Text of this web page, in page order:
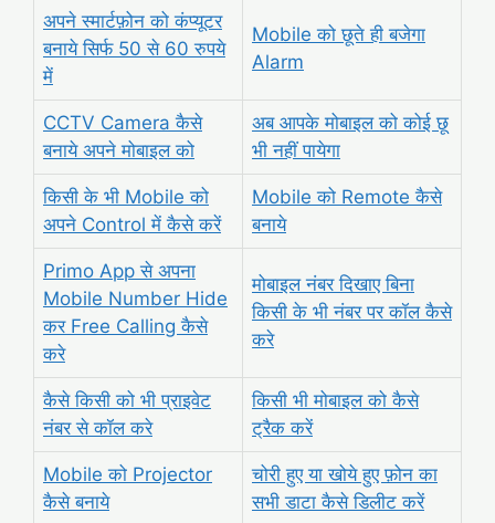
अपने स्मार्टफ़ोन को कंप्यूटर
बनाये सिर्फ 50 से 60 रुपये
में
Mobile को छूते ही बजेगा
Alarm
CCTV Camera कैसे
बनाये अपने मोबाइल को
अब आपकेमोबाइल को कोई छू
भी नहीं पायेगा
किसी के भी Mobile को
अपने Control में कैसे करें
Mobile को Remote कैसे
बनाये
Primo App से अपना
Mobile Number Hide
कर Free Calling कैसे
करे
मोबाइल नंबर दिखाए बिना
किसी के भी नंबर पर कॉल कैसे
करे
कैसे किसी को भी प्राइवेट
नंबर से कॉल करे
किसी भी मोबाइल को कैसे
ट्रैक करें
Mobile को Projector
कैसे बनाये
चोरी हुए या खोये हुए फ़ोन का
सभी डाटा कैसे डिलीट करें